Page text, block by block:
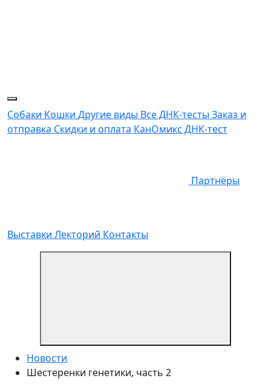
Собаки Кошки Другие виды Все ДНК-тесты Заказ и
отправка Скидки и оплата КанОмикс ДНК-тест
Партнёры
Выставки Лекторий Контакты
Новости
Шестеренки генетики, часть 2